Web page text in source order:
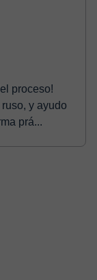
proceso!
y ayudo
prá...